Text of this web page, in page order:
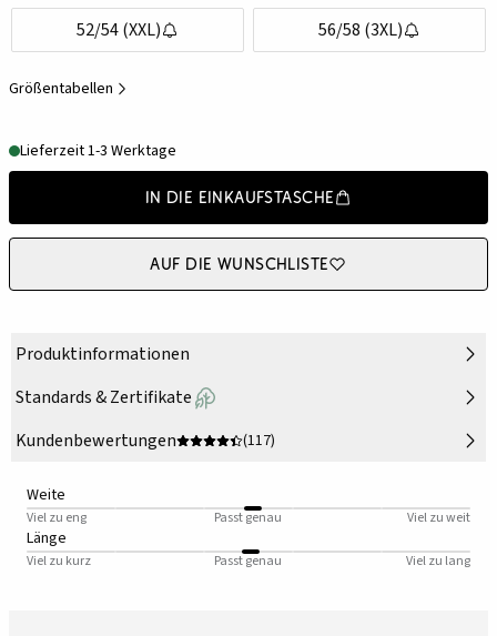
52/54 (XXL) 56/58 (3XL)
Größentabellen
Lieferzeit 1-3 Werktage
In die Einkaufstasche
Auf die Wunschliste
Produktinformationen
Standards & Zertifikate
Kundenbewertungen
(117)
Weite
Viel zu eng Passt genau Viel zu weit
Länge
Viel zu kurz Passt genau Viel zu lang